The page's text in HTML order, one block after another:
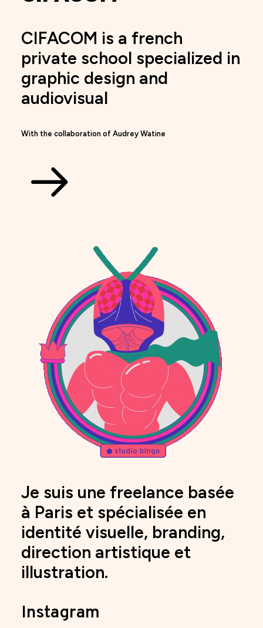
CIFACOM is a french
private school specialized in
graphic design and
audiovisual
With the collaboration of Audrey Watine
Je suis une freelance basée
à Paris et spécialisée en
identité visuelle, branding,
direction artistique et
illustration.
Instagram